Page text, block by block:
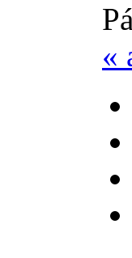
«